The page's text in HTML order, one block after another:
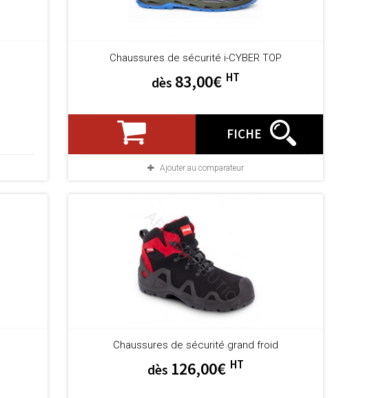
Chaussures de sécurité i-CYBER TOP
dès 83,00€ HT
FICHE
Ajouter au comparateur
Chaussures de sécurité grand froid
dès 126,00€ HT